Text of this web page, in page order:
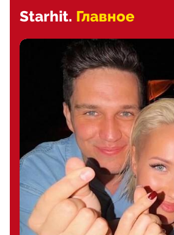
Starhit. Главное